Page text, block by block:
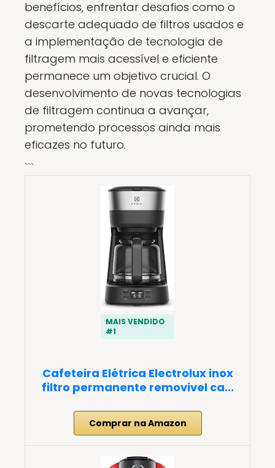
benefícios, enfrentar desafios como o
descarte adequado de filtros usados e
a implementação de tecnologia de
filtragem mais acessível e eficiente
permanece um objetivo crucial. O
desenvolvimento de novas tecnologias
de filtragem continua a avançar,
prometendo processos ainda mais
eficazes no futuro.
```
MAIS VENDIDO
#1
Cafeteira Elétrica Electrolux inox
filtro permanente removivel ca...
Comprar na Amazon